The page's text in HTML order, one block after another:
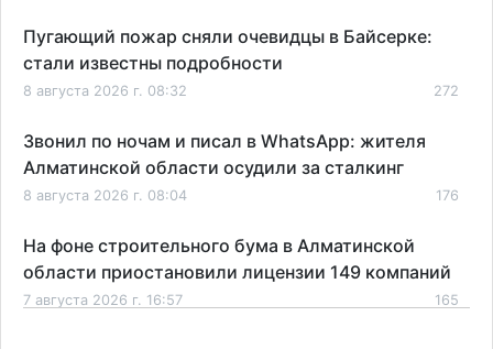
Пугающий пожар сняли очевидцы в Байсерке:
стали известны подробности
8 августа 2026 г. 08:32 272
Звонил по ночам и писал в WhatsApp: жителя
Алматинской области осудили за сталкинг
8 августа 2026 г. 08:04 176
На фоне строительного бума в Алматинской
области приостановили лицензии 149 компаний
7 августа 2026 г. 16:57 165